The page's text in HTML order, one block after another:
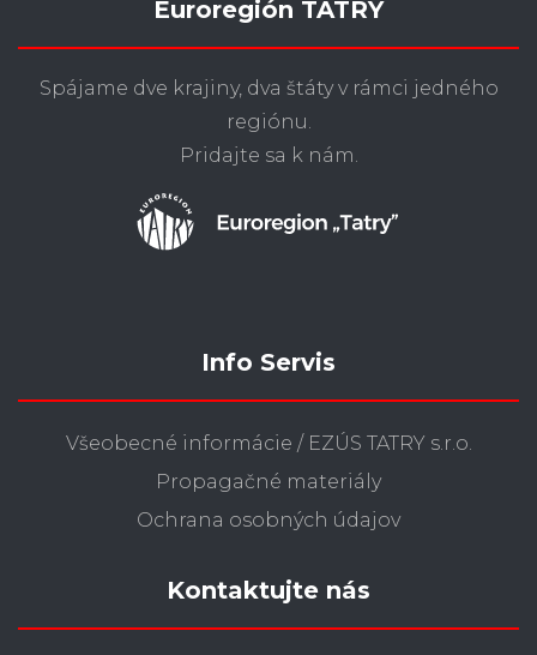
Euroregión TATRY
Spájame dve krajiny, dva štáty v rámci jedného
regiónu.
Pridajte sa k nám.
Info Servis
Všeobecné informácie / EZÚS TATRY s.r.o.
Propagačné materiály
Ochrana osobných údajov
Kontaktujte nás